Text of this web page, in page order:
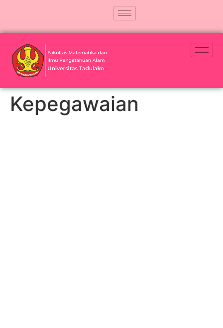
Kepegawaian